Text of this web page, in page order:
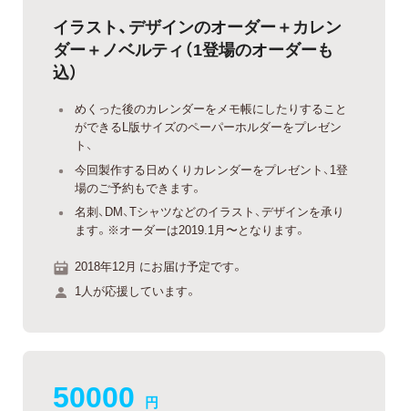
イラスト、デザインのオーダー＋カレン
ダー＋ノベルティ（1登場のオーダーも
込）
めくった後のカレンダーをメモ帳にしたりすること
ができるL版サイズのペーパーホルダーをプレゼン
ト、
今回製作する日めくりカレンダーをプレゼント、1登
場のご予約もできます。
名刺、DM、Tシャツなどのイラスト、デザインを承り
ます。※オーダーは2019.1月〜となります。
2018年12月 にお届け予定です。
1人が応援しています。
50000 円